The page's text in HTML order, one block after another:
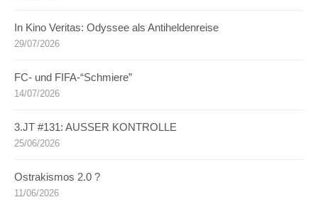
In Kino Veritas: Odyssee als Antiheldenreise
29/07/2026
FC- und FIFA-“Schmiere”
14/07/2026
3.JT #131: AUSSER KONTROLLE
25/06/2026
Ostrakismos 2.0 ?
11/06/2026